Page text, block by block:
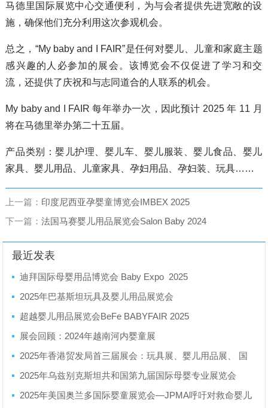
马德里国际展览中心交通便利，为与会者提供先进宽敞的设
施，确保他们充分利用这次参观机会。
总之，“My baby and I FAIR”是任何对婴儿、儿童和家庭主题
感兴趣的人必参加的展会。该博览会不仅促进了学习和交
流，还提供了庆祝和与志同道合的人联系的机会。
My baby and I FAIR 每年举办一次，因此预计 2025 年 11 月
将在马德里举办第二十五届。
产品类别：婴儿护理、婴儿车、婴儿服装、婴儿食品、婴儿
家具、婴儿用品、儿童家具、孕妇用品、孕妇装、玩具……
上一篇： 印度尼西亚孕婴童博览会IMBEX 2025
下一篇：法国马赛婴儿用品展览会Salon Baby 2024
最近发表
迪拜国际母婴用品博览会 Baby Expo 2025
2025年巴基斯坦玩具及婴儿用品展览会
超越婴儿用品展览会BeFe BABYFAIR 2025
展会回顾：2024年越南河内婴童展
2025年香港贸发局首三届展会：玩具展、婴儿用品展、 国
际文具及学校用品展
2025年乌兹别克斯坦共和国第九届国际母婴专业展览会
2025年美国奥兰多国际婴童展览会—JPMA呼吁对救命婴儿